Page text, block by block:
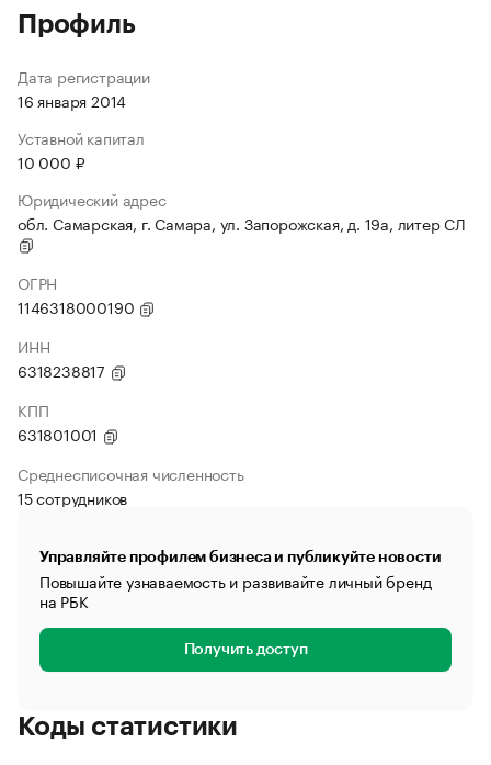
Профиль
Дата регистрации
16 января 2014
Уставной капитал
10 000 ₽
Юридический адрес
обл. Самарская, г. Самара, ул. Запорожская, д. 19а, литер СЛ
ОГРН
1146318000190
ИНН
6318238817
КПП
631801001
Среднесписочная численность
15 сотрудников
Управляйте профилем бизнеса и публикуйте новости
Повышайте узнаваемость и развивайте личный бренд
на РБК
Получить доступ
Коды статистики